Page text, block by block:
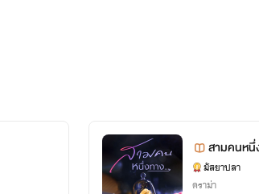
สามคนหนึ่
มัสยาปลา
ดราม่า